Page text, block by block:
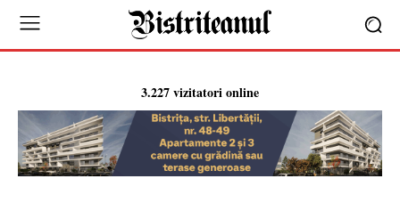
3.227 vizitatori online